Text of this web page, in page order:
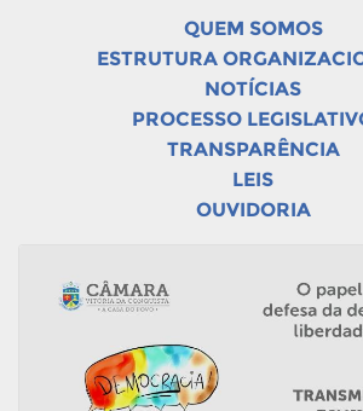
QUEM SOMOS
ESTRUTURA
NOTÍCIAS
PROCESSO
TRANSPARÊNCIA
LEIS
OUVIDORIA